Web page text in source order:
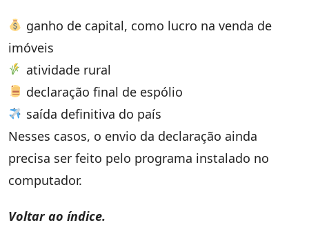
ganho de capital, como lucro na venda de
imóveis
atividade rural
declaração final de espólio
saída definitiva do país
Nesses casos, o envio da declaração ainda
precisa ser feito pelo programa instalado no
computador.
Voltar ao índice.